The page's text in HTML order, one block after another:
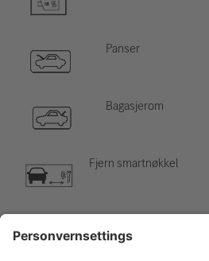
Panser
Bagasjerom
Fjern smartnøkkel
Klimaanlegg